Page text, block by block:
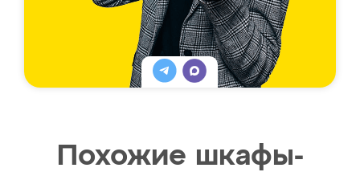
Похожие шкафы-